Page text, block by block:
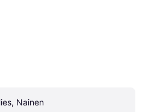
Nainen